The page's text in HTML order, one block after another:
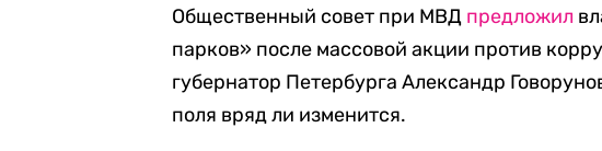
Общественный совет при МВД предложил
парков» после массовой акции против
губернатор Петербурга Александр
поля вряд ли изменится.